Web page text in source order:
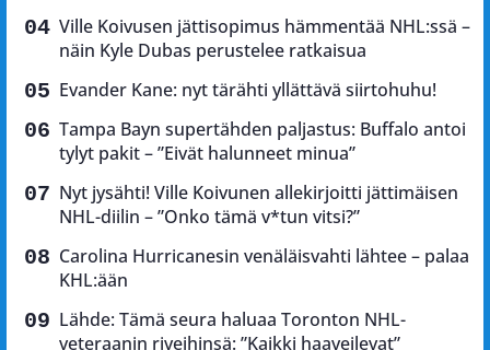
Ville Koivusen jättisopimus hämmentää NHL:ssä –
näin Kyle Dubas perustelee ratkaisua
Evander Kane: nyt tärähti yllättävä siirtohuhu!
Tampa Bayn supertähden paljastus: Buffalo antoi
tylyt pakit – ”Eivät halunneet minua”
Nyt jysähti! Ville Koivunen allekirjoitti jättimäisen
NHL-diilin – ”Onko tämä v*tun vitsi?”
Carolina Hurricanesin venäläisvahti lähtee – palaa
KHL:ään
Lähde: Tämä seura haluaa Toronton NHL-
veteraanin riveihinsä: ”Kaikki haaveilevat”